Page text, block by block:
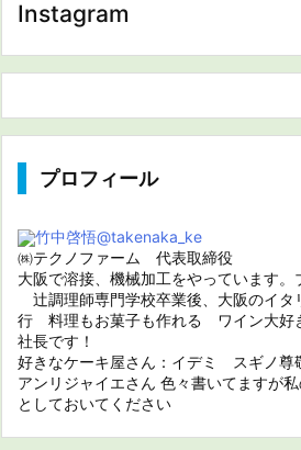
Instagram
プロフィール
竹中啓悟@takenaka_ke
㈱テクノファーム 代表取締役
大阪で溶接、機械加工をやっています。
辻調理師専門学校卒業後、大阪のイタ
行 料理もお菓子も作れる ワイン大好
社長です！
好きなケーキ屋さん：イデミ スギノ尊
アンリジャイエさん 色々書いてますが
としておいてください